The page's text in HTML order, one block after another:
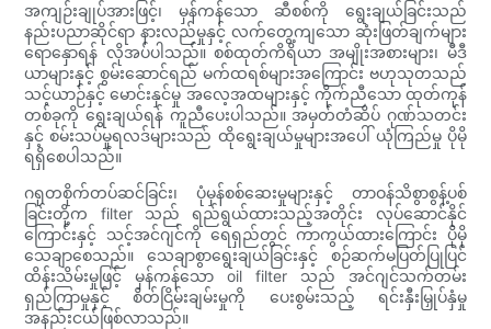
အကျဉ်းချုပ်အားဖြင့်၊ မှန်ကန်သော ဆီစစ်ကို ရွေးချယ်ခြင်းသည်
နည်းပညာဆိုင်ရာ နားလည်မှုနှင့် လက်တွေ့ကျသော ဆုံးဖြတ်ချက်များ
ရောနှောရန် လိုအပ်ပါသည်။ စစ်ထုတ်ကိရိယာ အမျိုးအစားများ၊ မီဒီ
ယာများနှင့် စွမ်းဆောင်ရည် မက်ထရစ်များအကြောင်း ဗဟုသုတသည်
သင့်ယာဉ်နှင့် မောင်းနှင်မှု အလေ့အထများနှင့် ကိုက်ညီသော ထုတ်ကုန်
တစ်ခုကို ရွေးချယ်ရန် ကူညီပေးပါသည်။ အမှတ်တံဆိပ် ဂုဏ်သတင်း
နှင့် စမ်းသပ်မှုရလဒ်များသည် ထိုရွေးချယ်မှုများအပေါ် ယုံကြည်မှု ပိုမို
ရရှိစေပါသည်။
ဂရုတစိုက်တပ်ဆင်ခြင်း၊ ပုံမှန်စစ်ဆေးမှုများနှင့် တာဝန်သိစွာစွန့်ပစ်
ခြင်းတို့က filter သည် ရည်ရွယ်ထားသည့်အတိုင်း လုပ်ဆောင်နိုင်
ကြောင်းနှင့် သင့်အင်ဂျင်ကို ရေရှည်တွင် ကာကွယ်ထားကြောင်း ပိုမို
သေချာစေသည်။ သေချာစွာရွေးချယ်ခြင်းနှင့် စဉ်ဆက်မပြတ်ပြုပြင်
ထိန်းသိမ်းမှုဖြင့် မှန်ကန်သော oil filter သည် အင်ဂျင်သက်တမ်း
ရှည်ကြာမှုနှင့် စိတ်ငြိမ်းချမ်းမှုကို ပေးစွမ်းသည့် ရင်းနှီးမြှုပ်နှံမှု
အနည်းငယ်ဖြစ်လာသည်။